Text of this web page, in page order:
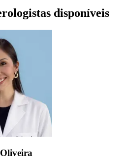
disponíveis